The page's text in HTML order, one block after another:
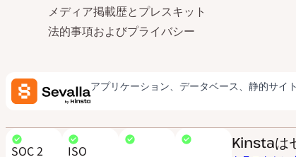
メディア掲載歴とプレスキット
法的事項およびプライバシー
アプリケーション、データベース、静的サイ
Kinstaは
SOC 2 ISO